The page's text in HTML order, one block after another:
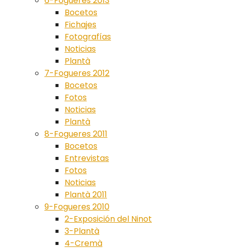
Bocetos
Fichajes
Fotografías
Noticias
Plantà
7-Fogueres 2012
Bocetos
Fotos
Noticias
Plantà
8-Fogueres 2011
Bocetos
Entrevistas
Fotos
Noticias
Plantà 2011
9-Fogueres 2010
2-Exposición del Ninot
3-Plantà
4-Cremà